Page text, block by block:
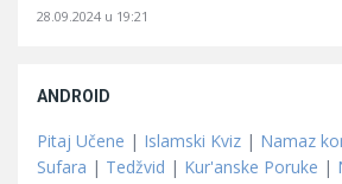
28.09.2024 u 19:21
ANDROID
Pitaj Učene | Islamski Kviz | Namaz
Sufara | Tedžvid | Kur'anske Poruke |